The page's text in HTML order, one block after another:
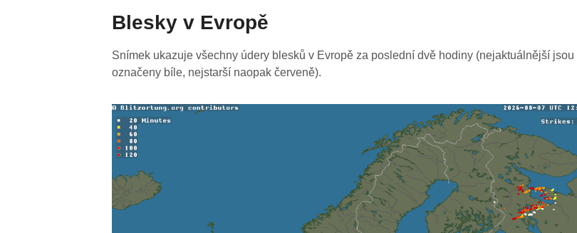
Blesky v Evropě
Snímek ukazuje všechny údery blesků v Evropě za poslední dvě hodiny (nejaktuálnější jsou
označeny bíle, nejstarší naopak červeně).